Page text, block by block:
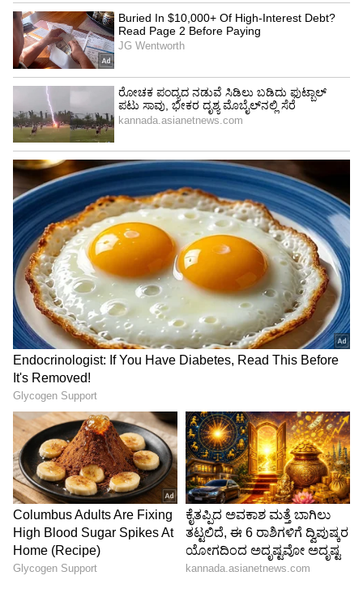
ಭಾಂಡೆಗೆ ಹೇಳಿದ್ದಾರೆ.
ಇದನ್ನೂ ಓದಿ:ನೆಲಮಂಗಲ ಬಳಿ ಕೆಟ್ಟು ನಿಂತ ರೈಲಿನಿಂದ
ನೀಟ್ ಪರೀಕ್ಷೆ ಬರೆಯುವ ವಿದ್ಯಾರ್ಥಿಗಳ ಪರದಾಟ
4
4
Image Credit :Gemini
ವಿಜಯಪುರ To ತಿರುಪತಿ ಮಾರ್ಗ?
ಮಾರ್ಗ 1:ವಿಜಯಪುರದಿಂದ ಆರಂಭವಾಗುವ ಈ ಪ್ರಯಾಣ